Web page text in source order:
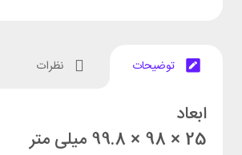
توضیحات نظرات
ابعاد
25 × 98 × 99.8 میلی متر